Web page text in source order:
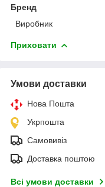
Бренд
Виробник
Приховати
Умови доставки
Нова Пошта
Укрпошта
Самовивіз
Доставка поштою
Всі умови доставки